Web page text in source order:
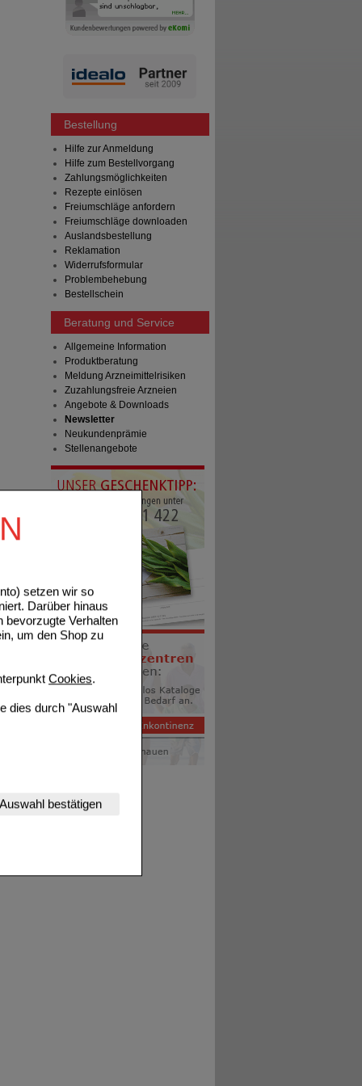
setzen wir so
Darüber hinaus
bevorzugte Verhalten
um den Shop zu
Cookies.
dies durch "Auswahl
Website
werden kann.
Auswahl bestätigen
Bestellung
Hilfe zur Anmeldung
Hilfe zum Bestellvorgang
Zahlungsmöglichkeiten
Rezepte einlösen
Freiumschläge anfordern
Freiumschläge downloaden
Auslandsbestellung
Reklamation
Widerrufsformular
Problembehebung
Bestellschein
Beratung und Service
Allgemeine Information
Produktberatung
Meldung Arzneimittelrisiken
Zuzahlungsfreie Arzneien
Angebote & Downloads
Newsletter
Neukundenprämie
Stellenangebote